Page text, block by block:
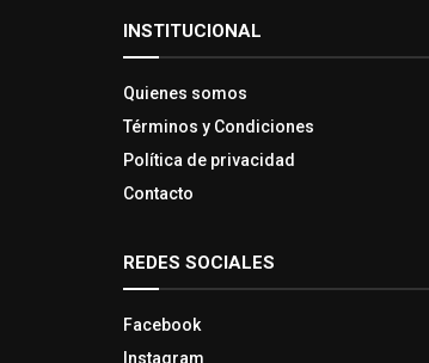
INSTITUCIONAL
Quienes somos
Términos y Condiciones
Política de privacidad
Contacto
REDES SOCIALES
Facebook
Instagram